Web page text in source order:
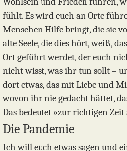
fühlt. Es wird euch an Orte
Menschen Hilfe bringt, die sie
alte Seele, die dies hört, weiß,
Ort geführt werdet, der euch
nicht wisst, was ihr tun sollt –
dort etwas, das mit Liebe und
wovon ihr nie gedacht hättet,
Das bedeutet »zur richtigen
Die Pandemie
Ich will euch etwas sagen und